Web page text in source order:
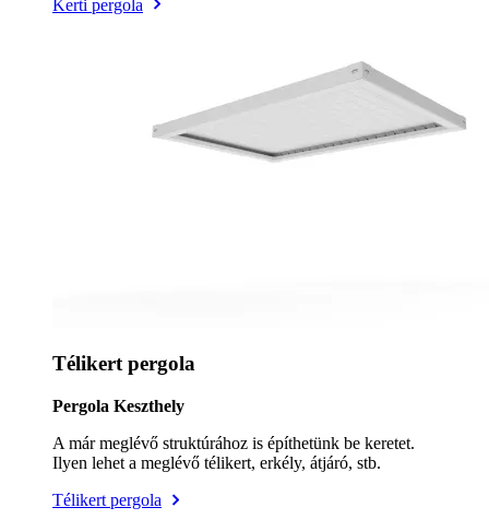
Kerti pergola
Télikert pergola
Pergola Keszthely
A már meglévő struktúrához is építhetünk be keretet.
Ilyen lehet a meglévő télikert, erkély, átjáró, stb.
Télikert pergola